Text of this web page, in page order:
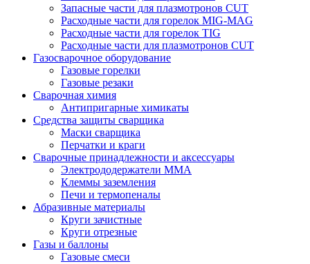
Запасные части для плазмотронов CUT
Расходные части для горелок MIG-MAG
Расходные части для горелок TIG
Расходные части для плазмотронов CUT
Газосварочное оборудование
Газовые горелки
Газовые резаки
Сварочная химия
Антипригарные химикаты
Средства защиты сварщика
Маски сварщика
Перчатки и краги
Сварочные принадлежности и аксессуары
Электрододержатели MMA
Клеммы заземления
Печи и термопеналы
Абразивные материалы
Круги зачистные
Круги отрезные
Газы и баллоны
Газовые смеси